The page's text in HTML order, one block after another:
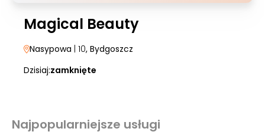
Magical Beauty
Nasypowa | 10, Bydgoszcz
Dzisiaj:zamknięte
Najpopularniejsze usługi